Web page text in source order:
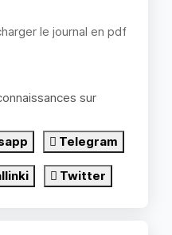
le journal en pdf
sur
Telegram
Twitter